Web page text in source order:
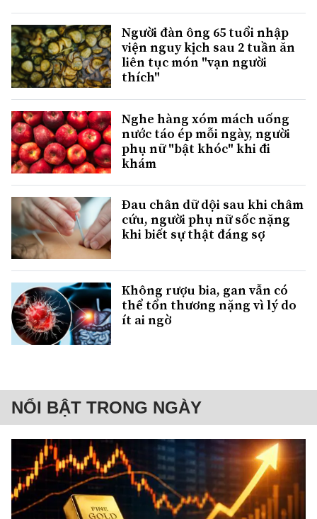
Người đàn ông 65 tuổi nhập
viện nguy kịch sau 2 tuần ăn
liên tục món "vạn người
thích"
Nghe hàng xóm mách uống
nước táo ép mỗi ngày, người
phụ nữ "bật khóc" khi đi
khám
Đau chân dữ dội sau khi châm
cứu, người phụ nữ sốc nặng
khi biết sự thật đáng sợ
Không rượu bia, gan vẫn có
thể tổn thương nặng vì lý do
ít ai ngờ
NỔI BẬT TRONG NGÀY